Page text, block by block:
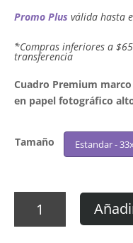
Promo Plus válida hasta
´*Compras inferiores a
transferencia
Cuadro Premium
en papel fotográfico
Tamaño Estandar -